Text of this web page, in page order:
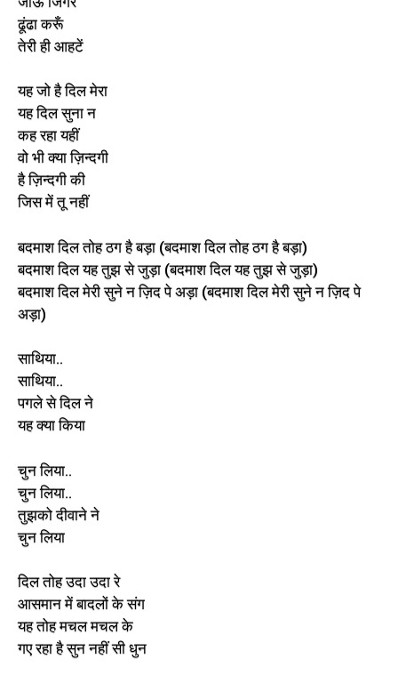
ढूंढा करूँ
तेरी ही आहटें
यह जो है दिल मेरा
यह दिल सुना न
कह रहा यहीं
वो भी क्या ज़िन्दगी
है ज़िन्दगी की
जिस में तू नहीं
बदमाश दिल तोह ठग है बड़ा (बदमाश दिल तोह ठग है बड़ा)
बदमाश दिल यह तुझ से जुड़ा (बदमाश दिल यह तुझ से जुड़ा)
बदमाश दिल मेरी सुने न ज़िद पे अड़ा (बदमाश दिल मेरी सुने न ज़िद पे
अड़ा)
साथिया..
साथिया..
पगले से दिल ने
यह क्या किया
चुन लिया..
चुन लिया..
तुझको दीवाने ने
चुन लिया
दिल तोह उदा उदा रे
आसमान में बादलों के संग
यह तोह मचल मचल के
गए रहा है सुन नहीं सी धुन